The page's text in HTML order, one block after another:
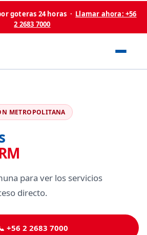
goteras 24 horas · Llamar ahora: +56
2 2683 7000
METROPOLITANA
para ver los servicios
directo.
+56 2 2683 7000